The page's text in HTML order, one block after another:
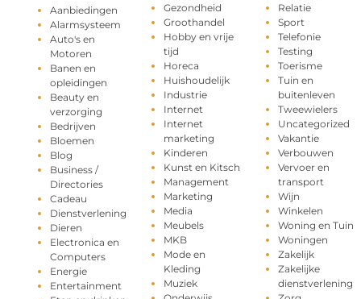
Aanbiedingen
Alarmsysteem
Auto's en
Motoren
Banen en
opleidingen
Beauty en
verzorging
Bedrijven
Bloemen
Blog
Business /
Directories
Cadeau
Dienstverlening
Dieren
Electronica en
Computers
Energie
Entertainment
Gezondheid
Groothandel
Hobby en vrije
tijd
Horeca
Huishoudelijk
Industrie
Internet
Internet
marketing
Kinderen
Kunst en Kitsch
Management
Marketing
Media
Meubels
MKB
Mode en
Kleding
Muziek
Relatie
Sport
Telefonie
Testing
Toerisme
Tuin en
buitenleven
Tweewielers
Uncategorized
Vakantie
Verbouwen
Vervoer en
transport
Wijn
Winkelen
Woning en Tuin
Woningen
Zakelijk
Zakelijke
dienstverlening